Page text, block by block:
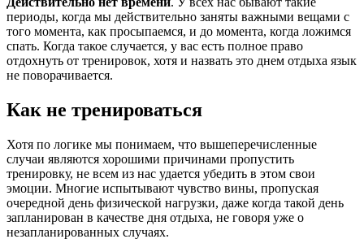
периоды, когда мы действительно заняты важными вещами с
того момента, как просыпаемся, и до момента, когда ложимся
спать. Когда такое случается, у вас есть полное право
отдохнуть от тренировок, хотя и назвать это днем отдыха язык
не поворачивается.
Как не тренироваться
Хотя по логике мы понимаем, что вышеперечисленные
случаи являются хорошими причинами пропустить
тренировку, не всем из нас удается убедить в этом свои
эмоции. Многие испытывают чувство вины, пропуская
очередной день физической нагрузки, даже когда такой день
запланирован в качестве дня отдыха, не говоря уже о
незапланированных случаях.